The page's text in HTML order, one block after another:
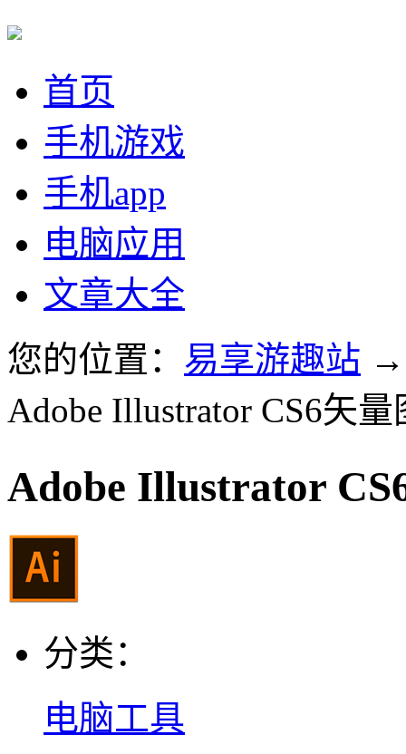
首页
手机游戏
手机app
电脑应用
文章大全
您的位置： 易享游趣站
Adobe Illustrator CS6矢
Adobe Illustrator
分类：
电脑工具